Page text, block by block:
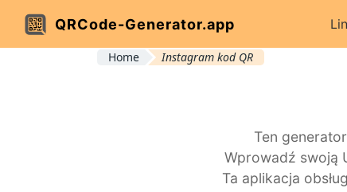
QRCode-Generator.app
Home Instagram kod QR
Ten
Wprowadź swoją
Ta aplikacja